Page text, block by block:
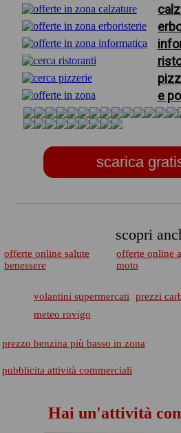
e
scarica
scopri
offerte online salute
benessere
offerte online
moto
volantini supermercati prezzi
meteo rovigo
prezzo benzina più basso in zona
pubblicita attività commerciali
Hai un'attività